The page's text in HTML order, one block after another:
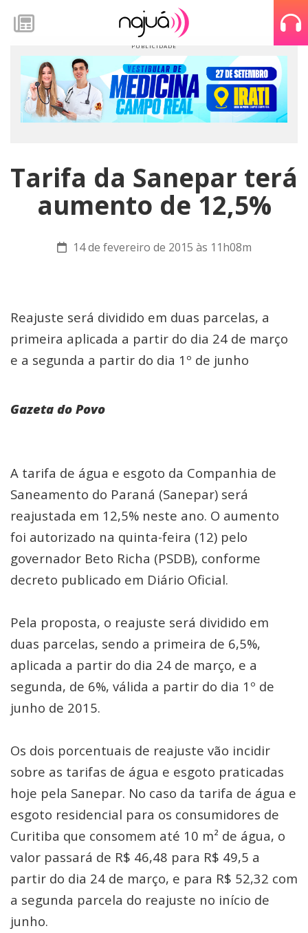
Tarifa da Sanepar terá
aumento de 12,5%
14 de fevereiro de 2015 às 11h08m
Reajuste será dividido em duas parcelas, a
primeira aplicada a partir do dia 24 de março
e a segunda a partir do dia 1º de junho
Gazeta do Povo
A tarifa de água e esgoto da Companhia de
Saneamento do Paraná (Sanepar) será
reajustada em 12,5% neste ano. O aumento
foi autorizado na quinta-feira (12) pelo
governador Beto Richa (PSDB), conforme
decreto publicado em Diário Oficial.
Pela proposta, o reajuste será dividido em
duas parcelas, sendo a primeira de 6,5%,
aplicada a partir do dia 24 de março, e a
segunda, de 6%, válida a partir do dia 1º de
junho de 2015.
Os dois porcentuais de reajuste vão incidir
sobre as tarifas de água e esgoto praticadas
hoje pela Sanepar. No caso da tarifa de água e
esgoto residencial para os consumidores de
Curitiba que consomem até 10 m² de água, o
valor passará de R$ 46,48 para R$ 49,5 a
partir do dia 24 de março, e para R$ 52,32 com
a segunda parcela do reajuste no início de
junho.